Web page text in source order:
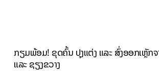
ກຽມພ້ອມ! ຂຸດຄົ້ນ ປຸງແຕ່ງ ແລະ ສົ່ງອອກເຫຼັກ
ແລະ ຊຽງຂວາງ